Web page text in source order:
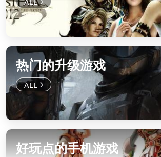
热门的升级游戏
好玩点的手机游戏